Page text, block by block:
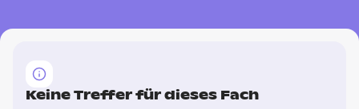
Keine Treffer für dieses Fach